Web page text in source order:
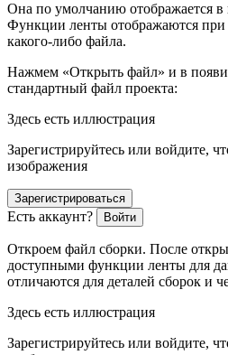
Она по умолчанию отображается в
Функции ленты отображаются при
какого-либо файла.
Нажмем «Открыть файл» и в
стандартный файл проекта:
Здесь есть иллюстрация
Зарегистрируйтесь или войдите,
изображения
Зарегистрироваться
Есть аккаунт? Войти
Откроем файл сборки. После
доступными функции ленты для
отличаются для деталей сборок и
Здесь есть иллюстрация
Зарегистрируйтесь или войдите,